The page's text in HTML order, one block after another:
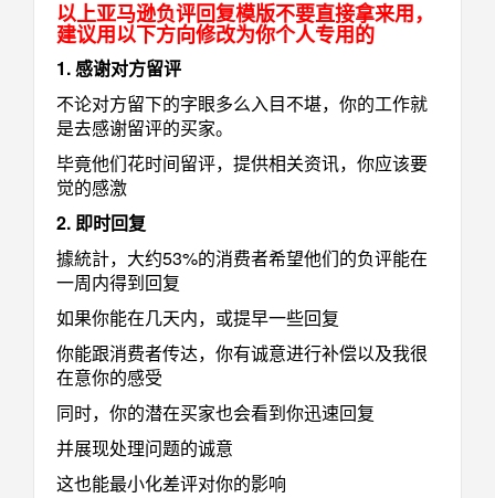
以上亚马逊负评回复模版不要直接拿来用，
建议用以下方向修改为你个人专用的
1. 感谢对方留评
不论对方留下的字眼多么入目不堪，你的工作就
是去感谢留评的买家。
毕竟他们花时间留评，提供相关资讯，你应该要
觉的感激
2. 即时回复
據統計，大约53%的消费者希望他们的负评能在
一周内得到回复
如果你能在几天内，或提早一些回复
你能跟消费者传达，你有诚意进行补偿以及我很
在意你的感受
同时，你的潜在买家也会看到你迅速回复
并展现处理问题的诚意
这也能最小化差评对你的影响